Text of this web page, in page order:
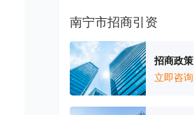
南宁市招商引资
招商政策
立即咨询